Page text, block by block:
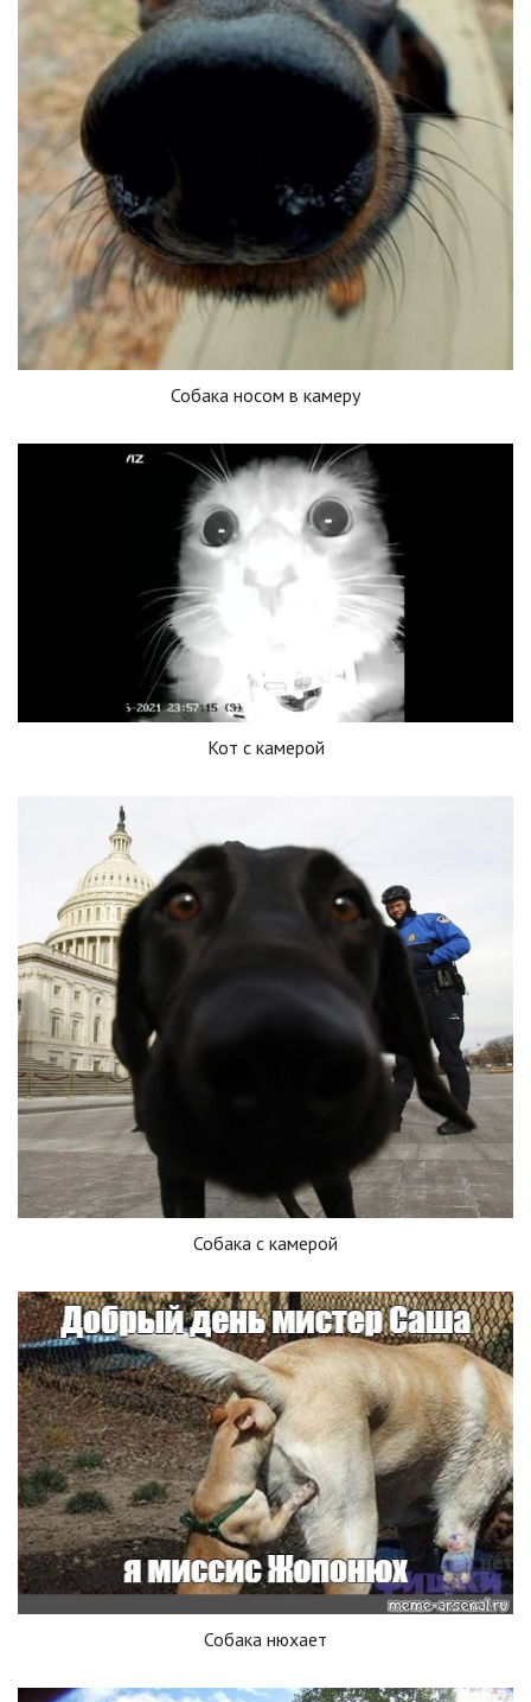
Собака носом в камеру
Кот с камерой
Собака с камерой
Собака нюхает